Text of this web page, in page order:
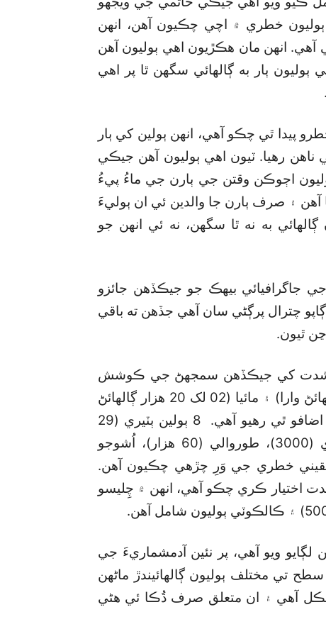
خطري ۾ اچي چڪيون آهن، انهن
انهن مان هڪڙيون اهي ٻوليون آهن
ٻار به ڳالهائي سگھن ٿا پر اهي
پيدا ٿي چڪو آهي، انهن ٻولين کي ٻار
ناهن رهيا. ٽيون اهي ٻوليون آهن جيڪي
اڄوڪن وقتن جي ٻارن جي ماءُ پيءُ
آهن ۽ صرف ٻارن جا والدين ئي ان ٻوليءَ
به نه ٿا سگھن، نه ئي انهن جو
جاگرافيائي بيهڪ جو جيڪڏهن جائزو
پهچي ويل 8 ٻولين جو لاڳاپو چترال پرڳڻي سان آهي جڏهن ته باقي
ٿيون.
شدت کي جيڪڏهن سمجهڻ جي ڪوشش
ڪبي ته ٻن ٻولين کُوار (02 لک 22 هزار 800 ڳالهائڻ وارا) ۽ مائيا (02 لک 20 هزار ڳالهائڻ
وارا) لاءِ خطري واري صورتحال ۾ ڏينهون ڏينهن اضافو ٿي رهيو آهي. 8 ٻولين ٻٽيري (29
هزار)، گوار باٽي (9500)، ڦالوا (8600)، ساوي (3000)، طوروالي (60 هزار)، اُشوجو
يِدگا (5500) ۽ ڪاٽي (18 هزار 700) يقيني خطري جي وَرِ چڙهي چڪيون آهن.
اختيار ڪري چڪو آهي، انهن ۾ چِليسو
صوبي ۾ آباديءَ جو ڪاٿو 27 ملين لڳايو ويو آهي، پر نئين آدمشماريءَ جي
مختلف ٻوليون ڳالهائيندڙ ماڻهن
مشڪل آهي ۽ ان متعلق صرف ڌُڪا ئي هڻي